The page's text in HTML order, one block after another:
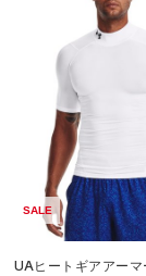
SALE
UAヒートギアアーマ